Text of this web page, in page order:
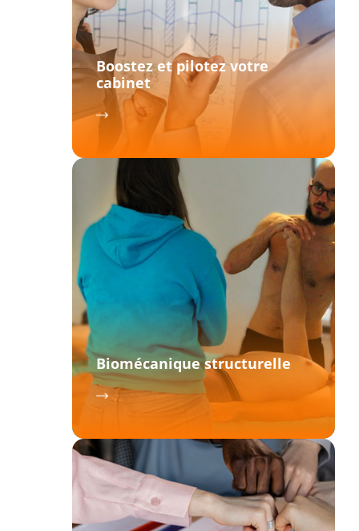
Boostez et pilotez votre
cabinet
Biomécanique structurelle